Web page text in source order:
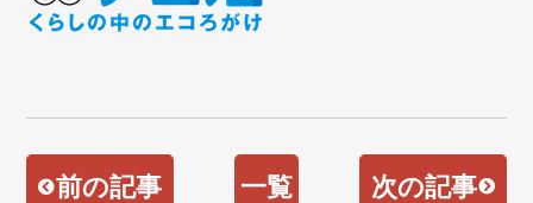
前の記事 一覧 次の記事